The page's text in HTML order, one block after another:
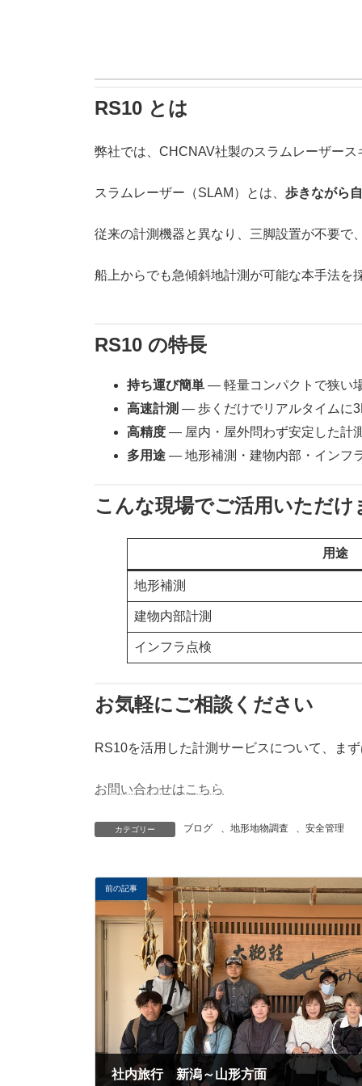
RS10 とは
弊社では、CHCNAV社製のスラムレーザー
スラムレーザー（SLAM）とは、 歩きながら
従来の計測機器と異なり、三脚設置が不要で
船上からでも急傾斜地計測が可能な本手法を
RS10 の特長
持ち運び簡単 ― 軽量コンパクトで狭い
高速計測 ― 歩くだけでリアルタイムに
高精度 ― 屋内・屋外問わず安定した計
多用途 ― 地形補測・建物内部・インフ
こんな現場でご活用いただけ
用途
地形補測
建物内部計測
インフラ点検
お気軽にご相談ください
RS10を活用した計測サービスについて、ま
お問い合わせはこちら
カテゴリー ブログ 、 地形地物調査 、安全管理
前の記事
社内旅行 新潟～山形方面